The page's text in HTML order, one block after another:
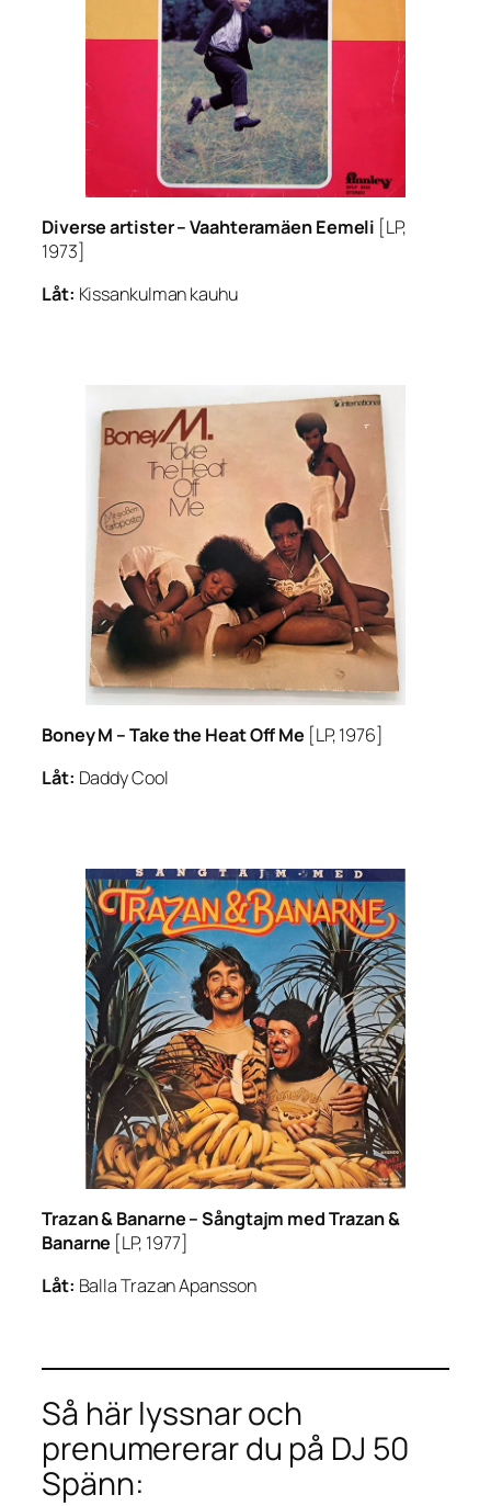
Diverse artister –Vaahteramäen Eemeli [LP,
1973]
Låt: Kissankulman kauhu
Boney M –Take the Heat Off Me [LP, 1976]
Låt: Daddy Cool
Trazan & Banarne –Sångtajm med Trazan &
Banarne [LP, 1977]
Låt: Balla Trazan Apansson
Så här lyssnar och
prenumererar du på DJ 50
Spänn: